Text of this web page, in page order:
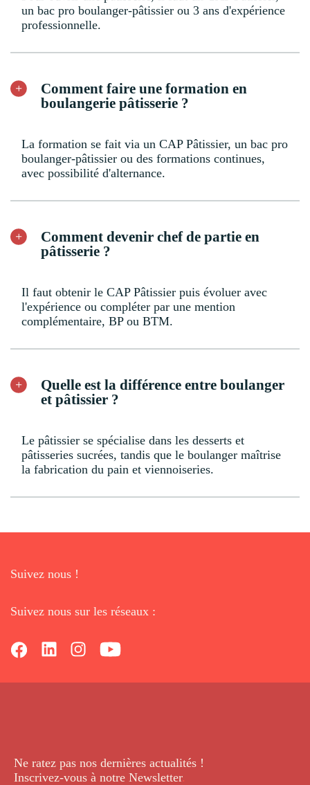
un bac pro boulanger-pâtissier ou 3 ans d'expérience
professionnelle.
Comment faire une formation en
boulangerie pâtisserie ?
La formation se fait via un CAP Pâtissier, un bac pro
boulanger-pâtissier ou des formations continues,
avec possibilité d'alternance.
Comment devenir chef de partie en
pâtisserie ?
Il faut obtenir le CAP Pâtissier puis évoluer avec
l'expérience ou compléter par une mention
complémentaire, BP ou BTM.
Quelle est la différence entre boulanger
et pâtissier ?
Le pâtissier se spécialise dans les desserts et
pâtisseries sucrées, tandis que le boulanger maîtrise
la fabrication du pain et viennoiseries.
Suivez nous !
Suivez nous sur les réseaux :
Ne ratez pas nos dernières actualités !
Inscrivez-vous à notre Newsletter.